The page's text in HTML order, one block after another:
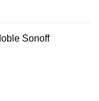
Sonoff